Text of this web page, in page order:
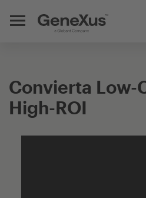
Convierta Low-
High-ROI